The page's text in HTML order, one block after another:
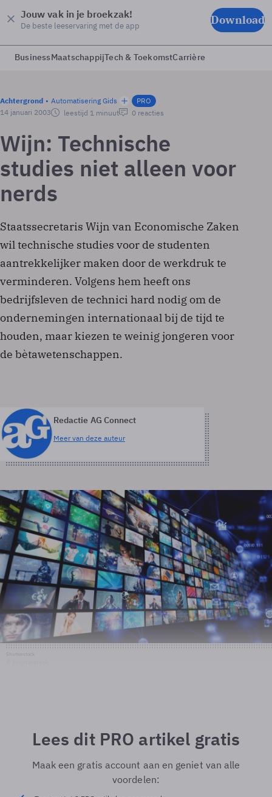
Jouw vak in je broekzak!
De beste leeservaring met de app Download
BusinessMaatschappijTech & ToekomstCarrière
Achtergrond Automatisering Gids
PRO
14 januari 2003
leestijd 1 minuut 0 reacties
Wijn: Technische
studies niet alleen voor
nerds
Staatssecretaris Wijn van Economische Zaken
wil technische studies voor de studenten
aantrekkelijker maken door de werkdruk te
verminderen. Volgens hem heeft ons
bedrijfsleven de technici hard nodig om de
ondernemingen internationaal bij de tijd te
houden, maar kiezen te weinig jongeren voor
de bètawetenschappen.
Redactie AG Connect
Meer van deze auteur
Lees dit PRO artikel gratis
Maak een gratis account aan en geniet van alle
voordelen: